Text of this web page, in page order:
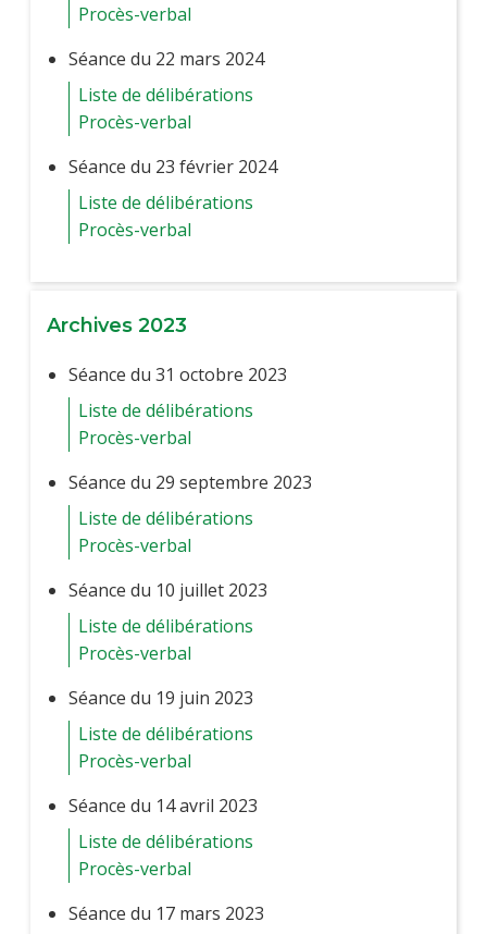
Procès-verbal
Séance du 22 mars 2024
Liste de délibérations
Procès-verbal
Séance du 23 février 2024
Liste de délibérations
Procès-verbal
Archives 2023
Séance du 31 octobre 2023
Liste de délibérations
Procès-verbal
Séance du 29 septembre 2023
Liste de délibérations
Procès-verbal
Séance du 10 juillet 2023
Liste de délibérations
Procès-verbal
Séance du 19 juin 2023
Liste de délibérations
Procès-verbal
Séance du 14 avril 2023
Liste de délibérations
Procès-verbal
Séance du 17 mars 2023